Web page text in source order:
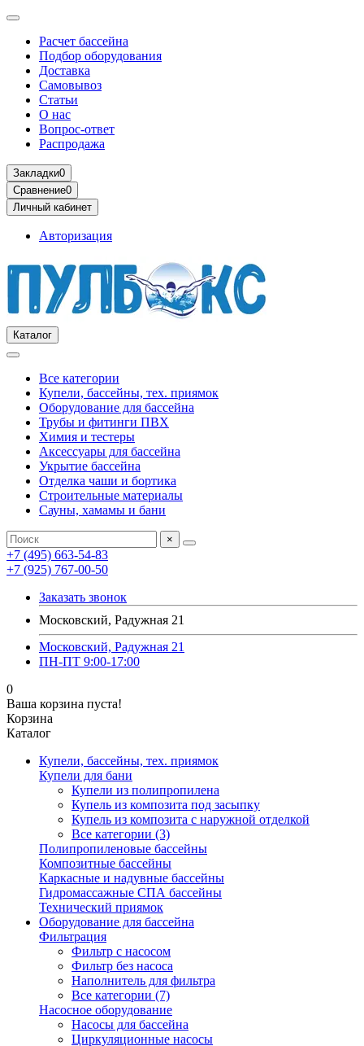
Расчет бассейна
Подбор оборудования
Доставка
Самовывоз
Статьи
О нас
Вопрос-ответ
Распродажа
Закладки0
Сравнение0
Личный кабинет
Авторизация
Каталог
Все категории
Купели, бассейны, тех. приямок
Оборудование для бассейна
Трубы и фитинги ПВХ
Химия и тестеры
Аксессуары для бассейна
Укрытие бассейна
Отделка чаши и бортика
Строительные материалы
Сауны, хамамы и бани
×
+7 (495) 663-54-83
+7 (925) 767-00-50
Заказать звонок
Московский, Радужная 21
Московский, Радужная 21
ПН-ПТ 9:00-17:00
0
Ваша корзина пуста!
Корзина
Каталог
Купели, бассейны, тех. приямок
Купели для бани
Купели из полипропилена
Купель из композита под засыпку
Купель из композита с наружной отделкой
Все категории (3)
Полипропиленовые бассейны
Композитные бассейны
Каркасные и надувные бассейны
Гидромассажные СПА бассейны
Технический приямок
Оборудование для бассейна
Фильтрация
Фильтр с насосом
Фильтр без насоса
Наполнитель для фильтра
Все категории (7)
Насосное оборудование
Насосы для бассейна
Циркуляционные насосы